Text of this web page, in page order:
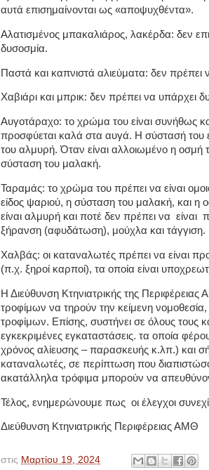
αυτά επισημαίνονται ως «αποψυχθέντα».
Αλατισμένος μπακαλιάρος, λακέρδα: δεν
δυσοσμία.
Παστά και καπνιστά αλιεύματα: δεν
Χαβιάρι και μπρικ: δεν πρέπει να υπάρχει
Αυγοτάραχο: το χρώμα του είναι συνήθως
προσφύεται καλά στα αυγά. Η σύστασή του
του αλμυρή. Όταν είναι αλλοιωμένο η οσμή
σύσταση του μαλακή.
Ταραμάς: το χρώμα του πρέπει να είναι
είδος ψαριού, η σύσταση του μαλακή, και η
είναι αλμυρή και ποτέ δεν πρέπει να είναι
ξήρανση (αφυδάτωση), μούχλα και τάγγιση.
Χαλβάς: οι καταναλωτές πρέπει να είναι
(π.χ. ξηροί καρποί), τα οποία είναι
Η Διεύθυνση Κτηνιατρικής της
τροφίμων να τηρούν την κείμενη
τροφίμων. Επίσης, συστήνει σε όλους τους
εγκεκριμένες εγκαταστάσεις. τα οποία
χρόνος αλίευσης – παρασκευής κ.λπ.) και
καταναλωτές, σε περίπτωση που
ακατάλληλα τρόφιμα μπορούν να
Τέλος, ενημερώνουμε πως οι έλεγχοι
Διεύθυνση Κτηνιατρικής Περιφέρειας ΑΜΘ
στις Μαρτίου 19, 2024